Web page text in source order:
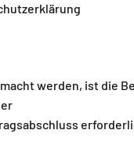
werden, ist die